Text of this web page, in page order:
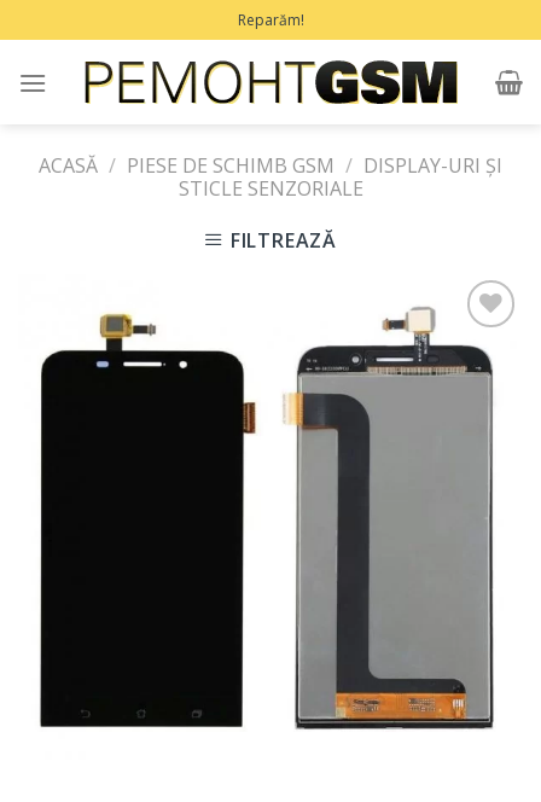
la
conținut
Reparăm!
ACASĂ / PIESE DE SCHIMB GSM / DISPLAY-URI ȘI
STICLE SENZORIALE
FILTREAZĂ
Adaugă
în